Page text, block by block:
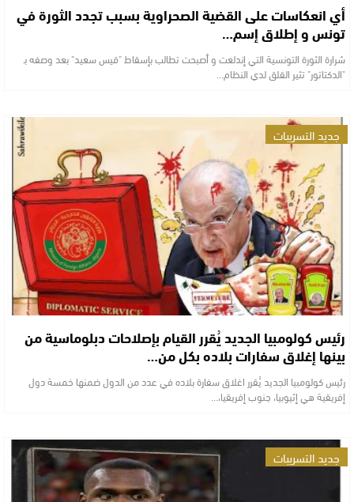
أي انعكاسات على القضية الصحراوية بسبب تجدد الثورة في
تونس و إطلاق إسم…
شرارة الثورة التونسية التي إندلعت و أصبحت تطالب بإسقاط "قيس سعيد" بعد وصفه بـ
"الدكتاتور" تثير القلق لدي النظام…
جديد التسريبات
رئيس كولومبيا الجديد يُقرر القيام بإصلاحات دبلوماسية من
بينها إغلاق سفارات بلاده بكل من…
رئيس كولومبيا الجديد يُقرر اغلاق سفارة بلاده في عدد من الدول ضمنها خمسة دول
إفريقية هي إثيوبيا، جنوب إفريقيا،…
جديد التسريبات